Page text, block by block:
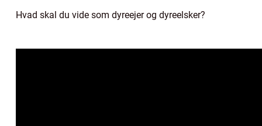
Hvad skal du vide som dyreejer og dyreelsker?